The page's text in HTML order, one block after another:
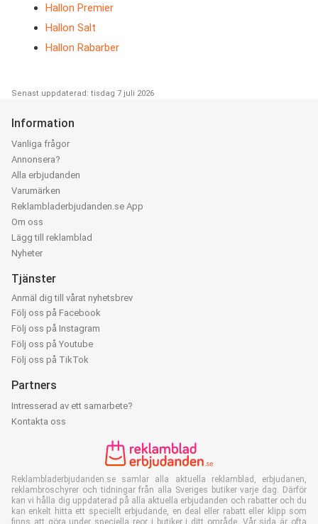
Hallon Premier
Hallon Salt
Hallon Rabarber
Senast uppdaterad: tisdag 7 juli 2026
Information
Vanliga frågor
Annonsera?
Alla erbjudanden
Varumärken
Reklambladerbjudanden.se App
Om oss
Lägg till reklamblad
Nyheter
Tjänster
Anmäl dig till vårat nyhetsbrev
Följ oss på Facebook
Följ oss på Instagram
Följ oss på Youtube
Följ oss på TikTok
Partners
Intresserad av ett samarbete?
Kontakta oss
Reklambladerbjudanden.se samlar alla aktuella reklamblad, erbjudanen,
reklambroschyrer och tidningar från alla Sveriges butiker varje dag. Därför
kan vi hålla dig uppdaterad på alla aktuella erbjudanden och rabatter och du
kan enkelt hitta ett speciellt erbjudande, en deal eller rabatt eller klipp som
finns att göra under speciella reor i butiker i ditt område. Vår sida är ofta